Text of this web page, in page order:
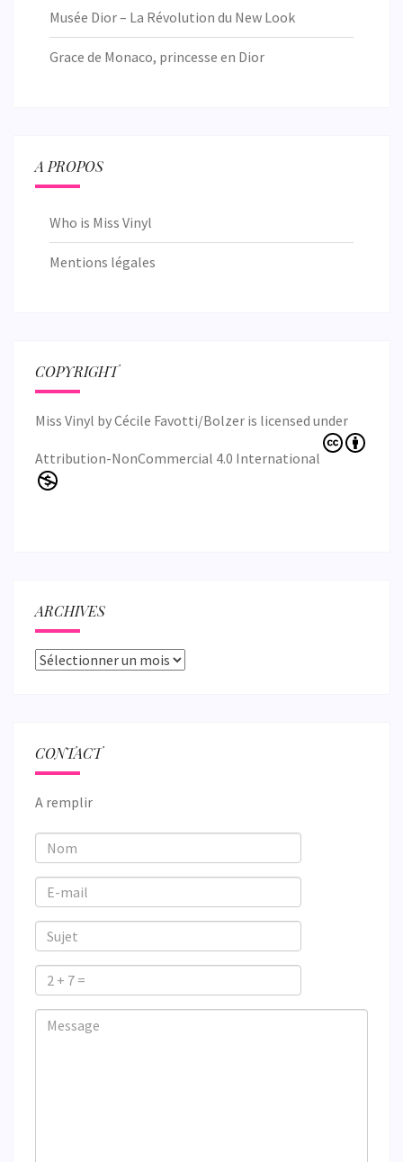
Musée Dior – La Révolution du New Look
Grace de Monaco, princesse en Dior
A PROPOS
Who is Miss Vinyl
Mentions légales
COPYRIGHT
Miss Vinyl byCécile Favotti/Bolzer is licensed under
Attribution-NonCommercial 4.0 International
ARCHIVES
Archives
CONTACT
A remplir
Nom
mail
Sujet
+
Veuillez
Veuillez
Message